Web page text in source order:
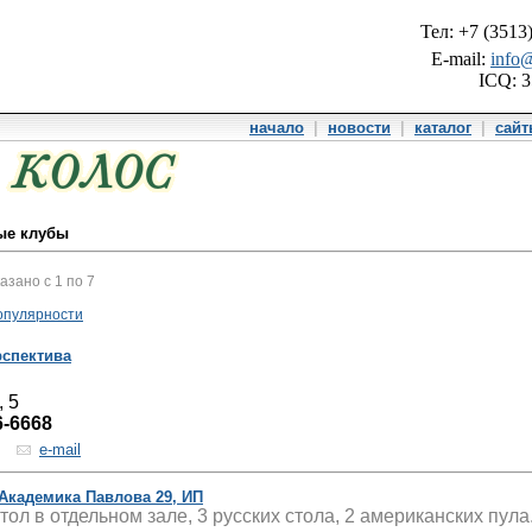
Тел: +7
E-mail:
ICQ:
начало новости каталог|
клубы
с 1 по 7
5
6668
e-mail
Павлова 29, ИП
в отдельном зале, 3 русских стола, 2 американских